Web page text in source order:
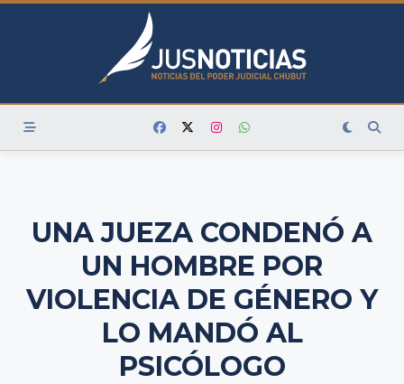
Skip
UNA JUEZA CONDENÓ A
UN HOMBRE POR
VIOLENCIA DE GÉNERO Y
LO MANDÓ AL
PSICÓLOGO